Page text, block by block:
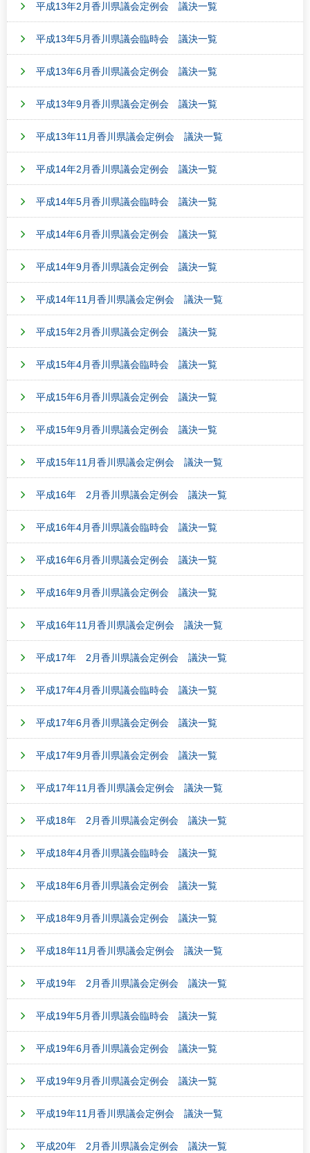
平成13年2月香川県議会定例会 議決一覧
平成13年5月香川県議会臨時会 議決一覧
平成13年6月香川県議会定例会 議決一覧
平成13年9月香川県議会定例会 議決一覧
平成13年11月香川県議会定例会 議決一覧
平成14年2月香川県議会定例会 議決一覧
平成14年5月香川県議会臨時会 議決一覧
平成14年6月香川県議会定例会 議決一覧
平成14年9月香川県議会定例会 議決一覧
平成14年11月香川県議会定例会 議決一覧
平成15年2月香川県議会定例会 議決一覧
平成15年4月香川県議会臨時会 議決一覧
平成15年6月香川県議会定例会 議決一覧
平成15年9月香川県議会定例会 議決一覧
平成15年11月香川県議会定例会 議決一覧
平成16年 2月香川県議会定例会 議決一覧
平成16年4月香川県議会臨時会 議決一覧
平成16年6月香川県議会定例会 議決一覧
平成16年9月香川県議会定例会 議決一覧
平成16年11月香川県議会定例会 議決一覧
平成17年 2月香川県議会定例会 議決一覧
平成17年4月香川県議会臨時会 議決一覧
平成17年6月香川県議会定例会 議決一覧
平成17年9月香川県議会定例会 議決一覧
平成17年11月香川県議会定例会 議決一覧
平成18年 2月香川県議会定例会 議決一覧
平成18年4月香川県議会臨時会 議決一覧
平成18年6月香川県議会定例会 議決一覧
平成18年9月香川県議会定例会 議決一覧
平成18年11月香川県議会定例会 議決一覧
平成19年 2月香川県議会定例会 議決一覧
平成19年5月香川県議会臨時会 議決一覧
平成19年6月香川県議会定例会 議決一覧
平成19年9月香川県議会定例会 議決一覧
平成19年11月香川県議会定例会 議決一覧
平成20年 2月香川県議会定例会 議決一覧